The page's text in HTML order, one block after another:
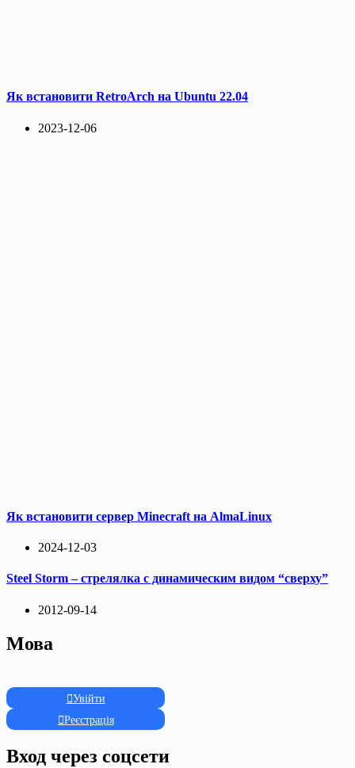
Як встановити RetroArch на Ubuntu 22.04
2023-12-06
Як встановити сервер Minecraft на AlmaLinux
2024-12-03
Steel Storm – стрелялка с динамическим видом “сверху”
2012-09-14
Мова
Увійти
Реєстрація
Вход через соцсети